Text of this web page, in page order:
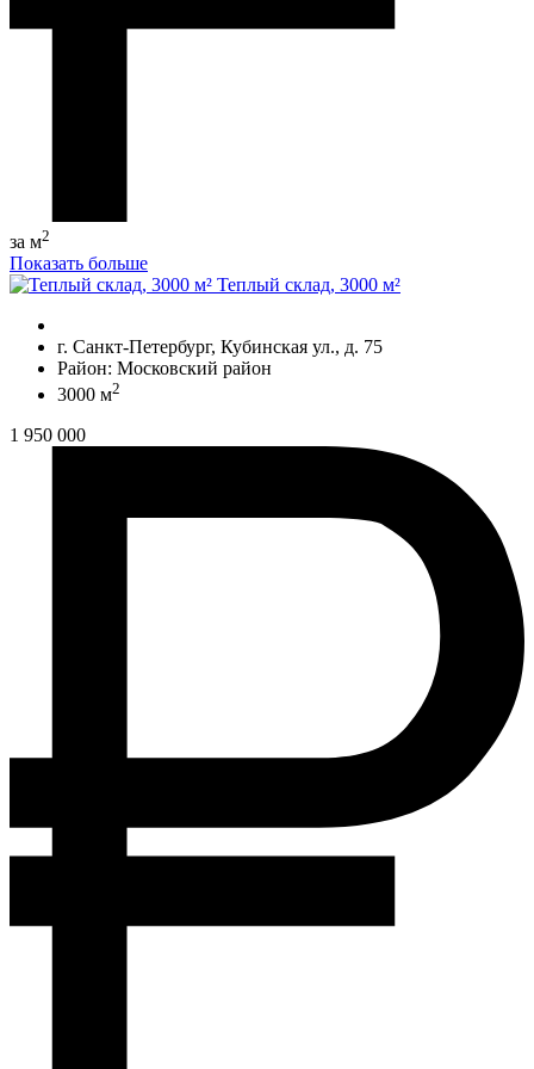
за м2
Показать больше
Теплый склад, 3000 м²
г. Санкт-Петербург, Кубинская ул., д. 75
Район: Московский район
3000 м2
1 950 000